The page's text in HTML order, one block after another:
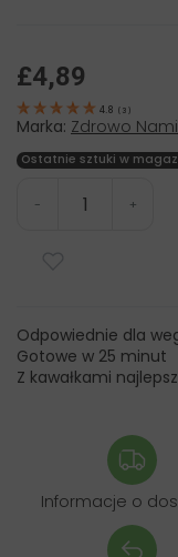
£4,89
4.8 ( 3 )
Marka: Zdrowo
Ostatnie sztuki w
- +
Odpowiednie dla
Gotowe w 25 minut
Z kawałkami
Informacje o